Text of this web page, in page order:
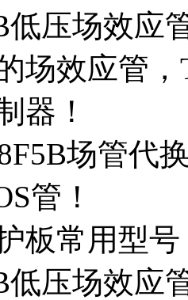
低压场效应
场效应管
器！
场管代
管！
板常用型
低压场效应